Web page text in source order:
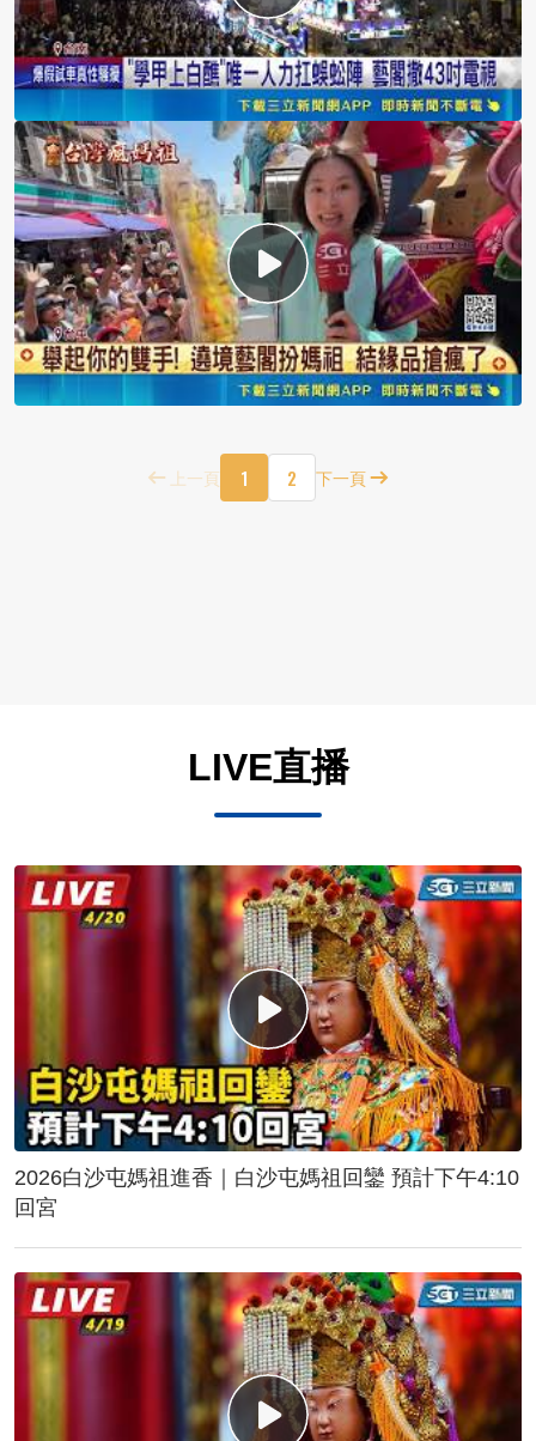
上一頁 1 2 下一頁
LIVE直播
2026白沙屯媽祖進香｜白沙屯媽祖回鑾 預計下午4:10
回宮